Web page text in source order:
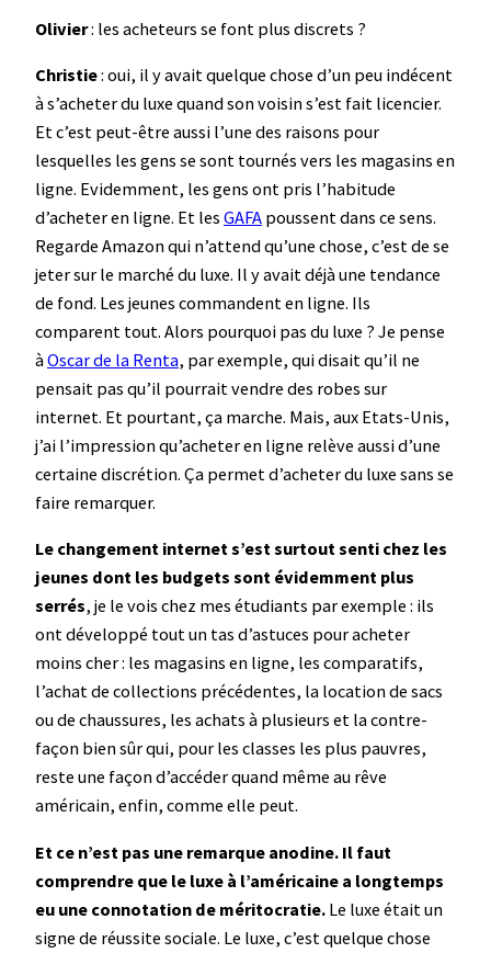
Olivier: les acheteurs se font plus discrets ?
Christie: oui, il y avait quelque chose d’un peu indécent
à s’acheter du luxe quand son voisin s’est fait licencier.
Et c’est peut-être aussi l’une des raisons pour
lesquelles les gens se sont tournés vers les magasins en
ligne. Evidemment, les gens ont pris l’habitude
d’acheter en ligne. Et les GAFA poussent dans ce sens.
Regarde Amazon qui n’attend qu’une chose, c’est de se
jeter sur le marché du luxe. Il y avait déjà une tendance
de fond. Les jeunes commandent en ligne. Ils
comparent tout. Alors pourquoi pas du luxe ? Je pense
àOscar de la Renta, par exemple, qui disait qu’il ne
pensait pas qu’il pourrait vendre des robes sur
internet. Et pourtant, ça marche. Mais, aux Etats-Unis,
j’ai l’impression qu’acheter en ligne relève aussi d’une
certaine discrétion. Ça permet d’acheter du luxe sans se
faire remarquer.
Le changement internet s’est surtout senti chez les
jeunes dont les budgets sont évidemment plus
serrés, je le vois chez mes étudiants par exemple : ils
ont développé tout un tas d’astuces pour acheter
moins cher : les magasins en ligne, les comparatifs,
l’achat de collections précédentes, la location de sacs
ou de chaussures, les achats à plusieurs et la contre-
façon bien sûr qui, pour les classes les plus pauvres,
reste une façon d’accéder quand même au rêve
américain, enfin, comme elle peut.
Et ce n’est pas une remarque anodine. Il faut
comprendre que le luxe à l’américaine a longtemps
eu une connotation de méritocratie. Le luxe était un
signe de réussite sociale. Le luxe, c’est quelque chose